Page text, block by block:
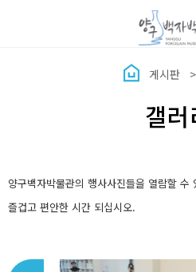
게시판
갤러
양구백자박물관의 행사사진들을 열람할 수
즐겁고 편안한 시간 되십시오.